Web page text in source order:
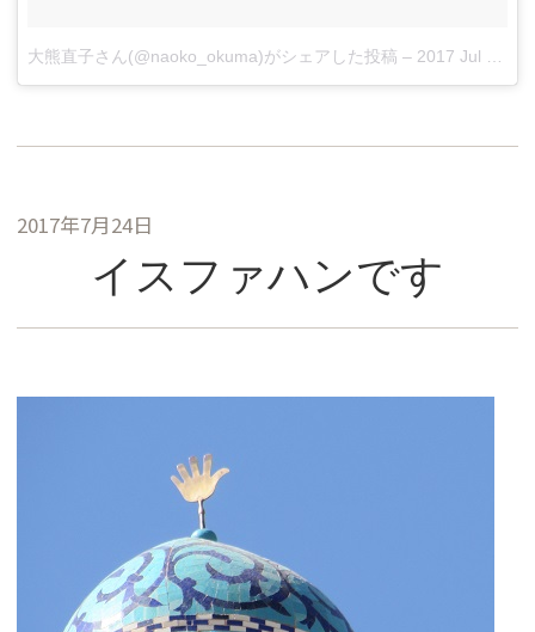
大熊直子さん(@naoko_okuma)がシェアした投稿 – 2017 Jul 23 8:42pm PDT
2017年7月24日
イスファハンです